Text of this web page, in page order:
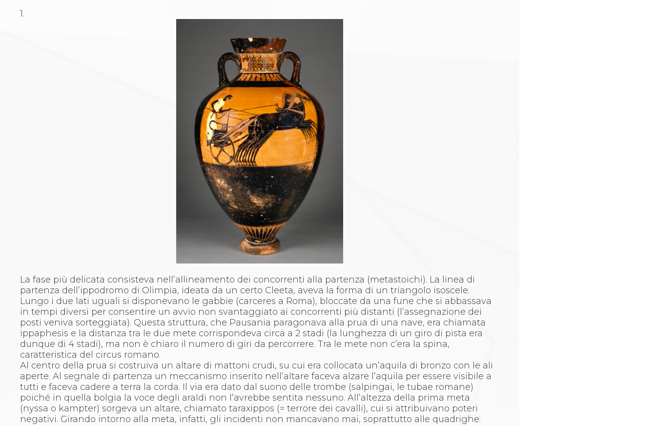
Newsletter
Catalogo formativo
Webinar
Corsi Monotematici
Corsi di Specializzazione
Corsi FIJLKAM-FISDIR
Corsi Preparatore Fisico
Edutraining class - Didattica infantile
Corso dirigenti sportivi
Corso Direttore di Gara
Abilitazioni
Sportello Fiscale
News
Modulistica
1.
La fase più delicata consisteva nell’allineamento dei concorrenti alla partenza (metastoichi). La linea di
partenza dell’ippodromo di Olimpia, ideata da un certo Cleeta, aveva la forma di un triangolo isoscele.
Lungo i due lati uguali si disponevano le gabbie (carceres a Roma), bloccate da una fune che si abbassava
in tempi diversi per consentire un avvio non svantaggiato ai concorrenti più distanti (l’assegnazione dei
posti veniva sorteggiata). Questa struttura, che Pausania paragonava alla prua di una nave, era chiamata
ippaphesis e la distanza tra le due mete corrispondeva circa a 2 stadi (la lunghezza di un giro di pista era
dunque di 4 stadi), ma non è chiaro il numero di giri da percorrere. Tra le mete non c’era la spina,
caratteristica del circus romano.
Al centro della prua si costruiva un altare di mattoni crudi, su cui era collocata un’aquila di bronzo con le ali
aperte. Al segnale di partenza un meccanismo inserito nell’altare faceva alzare l’aquila per essere visibile a
tutti e faceva cadere a terra la corda. Il via era dato dal suono delle trombe (salpingai, le tubae romane)
poiché in quella bolgia la voce degli araldi non l’avrebbe sentita nessuno. All’altezza della prima meta
(nyssa o kampter) sorgeva un altare, chiamato taraxippos (= terrore dei cavalli), cui si attribuivano poteri
negativi. Girando intorno alla meta, infatti, gli incidenti non mancavano mai, soprattutto alle quadrighe.